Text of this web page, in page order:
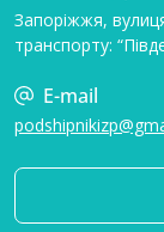
Запоріжжя,
транспорту:
E-mail